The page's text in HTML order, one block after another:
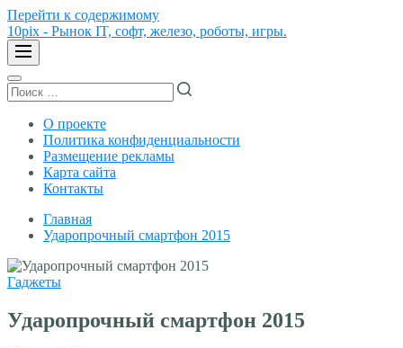
Перейти к содержимому
10pix - Рынок IT, софт, железо, роботы, игры.
О проекте
Политика конфиденциальности
Размещение рекламы
Карта сайта
Контакты
Главная
Ударопрочный смартфон 2015
Гаджеты
Ударопрочный смартфон 2015